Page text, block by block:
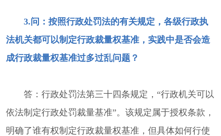
3.问：按照行政处罚法的有关规定，各级行政执
法机关都可以制定行政裁量权基准，实践中是否会造
成行政裁量权基准过多过乱问题？
答：行政处罚法第三十四条规定，“行政机关可以
依法制定行政处罚裁量基准”。该规定属于授权条款，
明确了谁有权制定行政裁量权基准，但具体如何行使